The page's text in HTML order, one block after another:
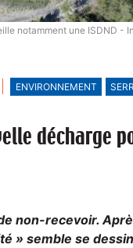
notamment une ISDND -
ENVIRONNEMENT
décharge
non-recevoir.
» semble se